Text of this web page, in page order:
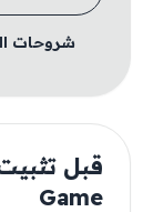
شروحات
Game